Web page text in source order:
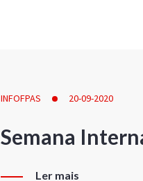
INFOFPAS 20-09-2020
Semana
Ler mais